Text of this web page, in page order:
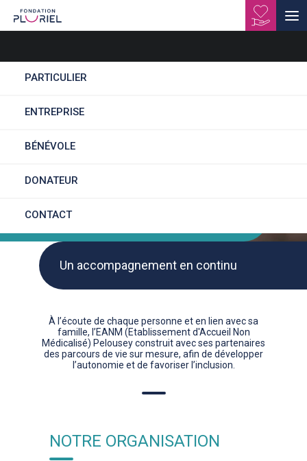
PARTICULIER
ENTREPRISE
BÉNÉVOLE
DONATEUR
CONTACT
Un accompagnement en continu
À l’écoute de chaque personne et en lien avec sa
famille, l’EANM (Etablissement d'Accueil Non
Médicalisé) Pelousey construit avec ses partenaires
des parcours de vie sur mesure, afin de développer
l’autonomie et de favoriser l’inclusion.
NOTRE ORGANISATION